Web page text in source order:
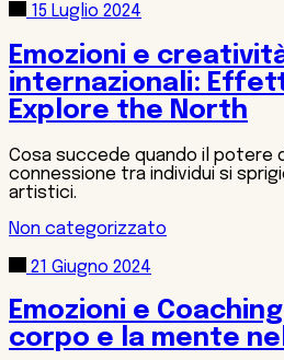
15 Luglio 2024
Emozioni e
internazionali:
Explore the North
Cosa succede quando il potere
connessione tra individui si
artistici.
Non categorizzato
21 Giugno 2024
Emozioni e
corpo e la mente